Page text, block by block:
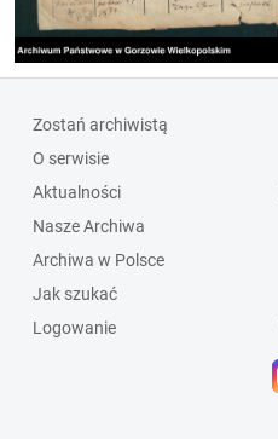
Zostań archiwistą
O serwisie
Aktualności
Nasze Archiwa
Archiwa w Polsce
Jak szukać
Logowanie